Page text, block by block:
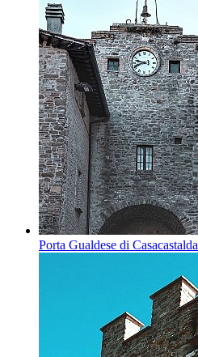
Porta Gualdese di Casacastalda